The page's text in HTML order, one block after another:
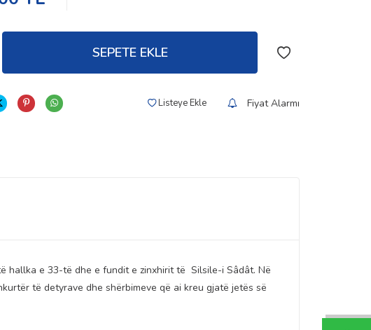
SEPETE EKLE
Listeye Ekle Fiyat Alarmı
hallka e 33-të dhe e fundit e zinxhirit të Silsile-i Sâdât. Në
të detyrave dhe shërbimeve që ai kreu gjatë jetës së